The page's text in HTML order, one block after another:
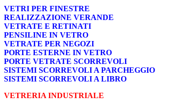
VETRI PER FINESTRE
REALIZZAZIONE VERANDE
VETRATE E RETINATI
PENSILINE IN VETRO
VETRATE PER NEGOZI
PORTE ESTERNE IN VETRO
PORTE VETRATE SCORREVOLI
SISTEMI SCORREVOLI A PARCHEGGIO
SISTEMI SCORREVOLI A LIBRO
VETRERIA INDUSTRIALE